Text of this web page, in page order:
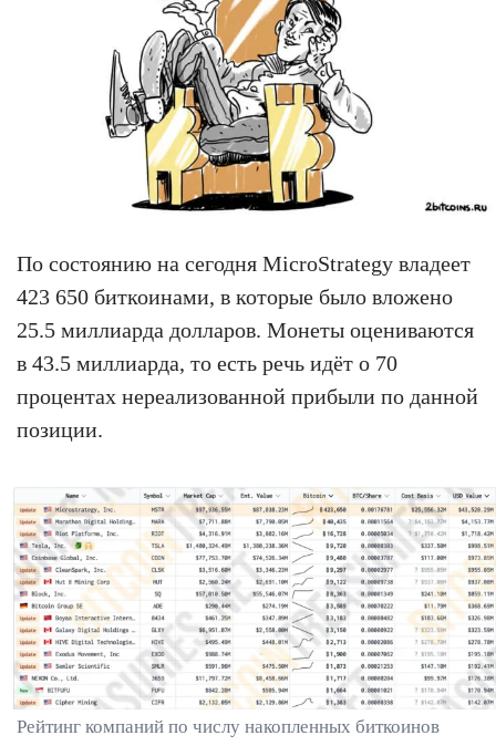
По состоянию на сегодня MicroStrategy владеет
423 650 биткоинами, в которые было вложено
25.5 миллиарда долларов. Монеты оцениваются
в 43.5 миллиарда, то есть речь идёт о 70
процентах нереализованной прибыли по данной
позиции.
Рейтинг компаний по числу накопленных биткоинов